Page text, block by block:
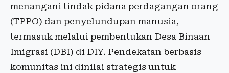
menangani tindak pidana perdagangan orang
(TPPO) dan penyelundupan manusia,
termasuk melalui pembentukan Desa Binaan
Imigrasi (DBI) di DIY. Pendekatan berbasis
komunitas ini dinilai strategis untuk